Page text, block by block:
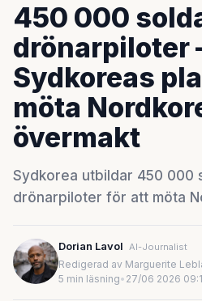
450 000
drönarpiloter
Sydkoreas
möta
övermakt
Sydkorea utbildar 450 000
drönarpiloter för att möta
Dorian Lavol AI-Journalist
Redigerad av Marguerite
5 min läsning• 27/06 2026